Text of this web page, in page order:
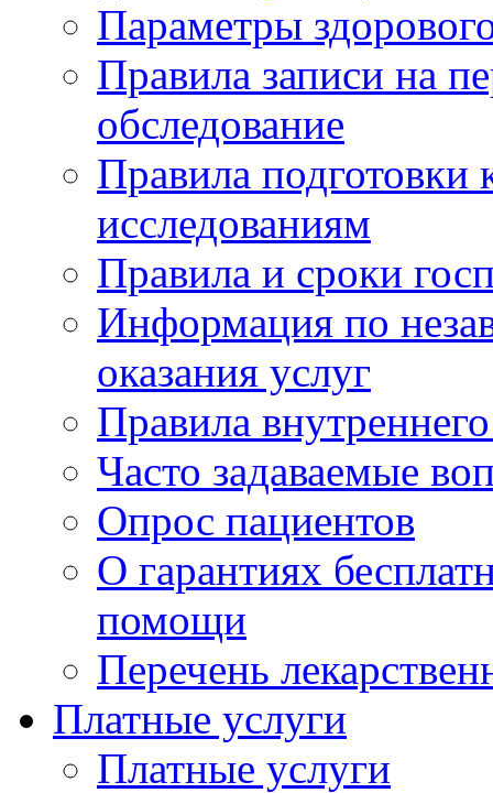
Параметры
Правила записи на
обследование
Правила подготовки
исследованиям
Правила и сроки
Информация по
оказания услуг
Правила
Часто задаваемые
Опрос пациентов
О гарантиях
помощи
Перечень
Платные услуги
Платные услуги